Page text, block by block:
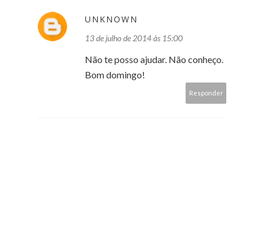
UNKNOWN
13 de julho de 2014 às 15:00
Não te posso ajudar. Não conheço.
Bom domingo!
Responder